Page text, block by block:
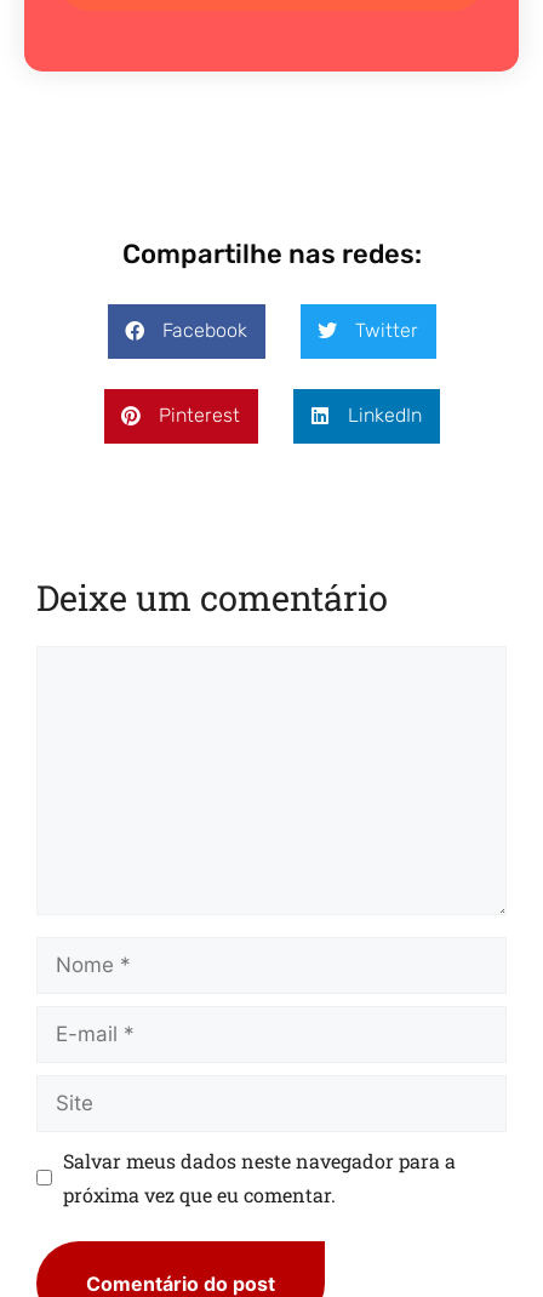
Compartilhe nas redes:
Facebook Twitter
Pinterest LinkedIn
Deixe um comentário
Salvar meus dados neste navegador para a
próxima vez que eu comentar.